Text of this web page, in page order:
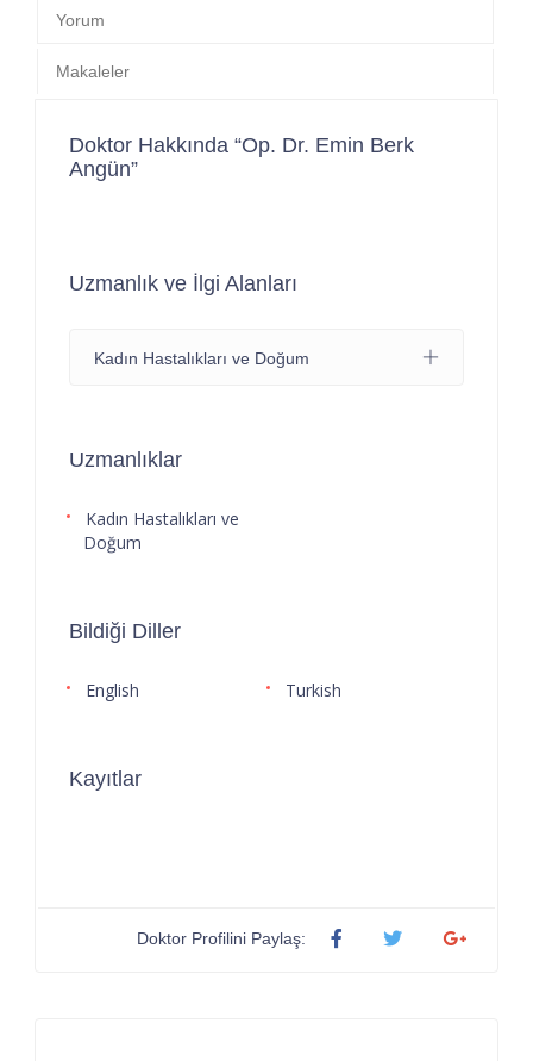
Yorum
Makaleler
Doktor Hakkında “Op. Dr. Emin Berk
Angün”
Uzmanlık ve İlgi Alanları
Kadın Hastalıkları ve Doğum
Uzmanlıklar
Kadın Hastalıkları ve
Doğum
Bildiği Diller
English Turkish
Kayıtlar
Doktor Profilini Paylaş: